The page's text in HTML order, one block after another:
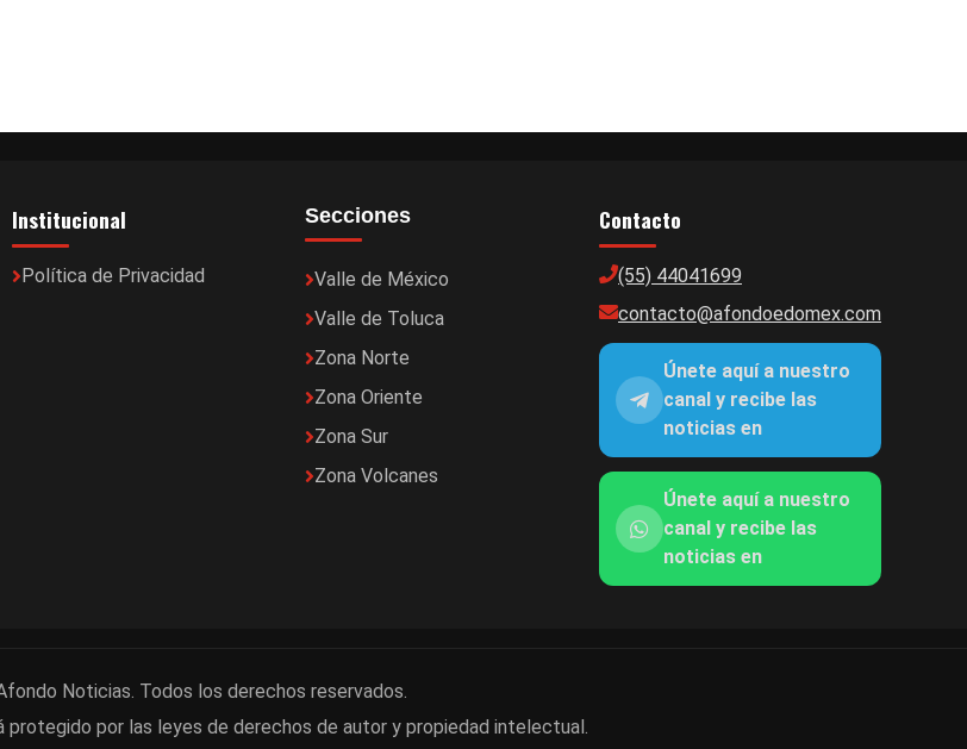
Institucional
Política de Privacidad
Secciones
Valle de México
Valle de Toluca
Zona Norte
Zona Oriente
Zona Sur
Zona Volcanes
Contacto
(55) 44041699
contacto@afondoedomex.com
Únete aquí a nuestro
canal y recibe las
noticias en
Únete aquí a nuestro
canal y recibe las
noticias en
Noticias. Todos los derechos reservados.
por las leyes de derechos de autor y propiedad intelectual.